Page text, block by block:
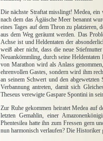
Die nächste Straftat misslingt! Medea,
nach dem das Ägäische Meer benannt
eines Tages auf dem Thron zu
aus dem Weg geräumt werden. Das
Achse ist und Heldentaten der
weiß aber nicht, dass die neue
Neuankömmling, durch seine
von Marathon wird als Anlass
ehrenvollen Gastes, sondern wird ihm
an seinem Schwert und den
Verbannung antreten, damit sich
Theseus verewigte Gaspare Spontini in
Zur Ruhe gekommen heiratet Medea auf
letzten Gemahlin, einer
Phentesilea hatte ihn zum Fressen gern
nun harmonisch verlaufen? Die Historiker